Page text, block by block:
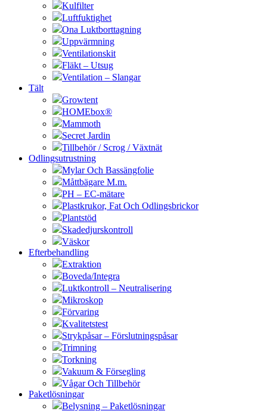
Kulfilter
Luftfuktighet
Ona Luktborttagning
Uppvärmning
Ventilationskit
Fläkt – Utsug
Ventilation – Slangar
Tält
Growtent
HOMEbox®
Mammoth
Secret Jardin
Tillbehör / Scrog / Växtnät
Odlingsutrustning
Mylar Och Bassängfolie
Måttbägare M.m.
PH – EC-mätare
Plastkrukor, Fat Och Odlingsbrickor
Plantstöd
Skadedjurskontroll
Väskor
Efterbehandling
Extraktion
Boveda/Integra
Luktkontroll – Neutralisering
Mikroskop
Förvaring
Kvalitetstest
Strykpåsar – Förslutningspåsar
Trimning
Torkning
Vakuum & Försegling
Vågar Och Tillbehör
Paketlösningar
Belysning – Paketlösningar